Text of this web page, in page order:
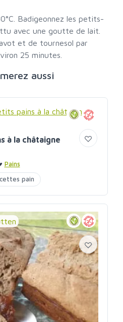
Badigeonnez les petits-
avec une goutte de lait.
et de tournesol par
25 minutes.
aussi
à la châtaigne
Pains
pain